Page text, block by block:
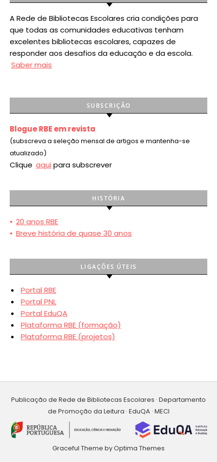
A Rede de Bibliotecas Escolares cria condições para
que todas as comunidades educativas tenham
excelentes bibliotecas escolares, capazes de
responder aos desafios da educação e da escola.
Saber mais
SUBSCRIÇÃO
Blogue RBE em revista
(subscreva a seleção mensal de artigos e mantenha-se
atualizado)
Clique aqui para subscrever
HISTÓRIA
• 20 anos RBE
• Breve história de quase 30 anos
LIGAÇÕES ÚTEIS
Portal RBE
Portal PNL
Portal EduQA
Plataforma RBE (formação)
Plataforma RBE (projetos)
Publicação de Rede de Bibliotecas Escolares · Departamento
de Promoção da Leitura · EduQA · MECI
Graceful Theme byOptima Themes